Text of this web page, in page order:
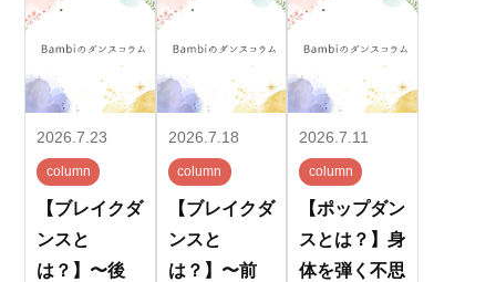
2026.7.23
column
【ブレイクダ
ンスと
は？】〜後
2026.7.18
column
【ブレイクダ
ンスと
は？】〜前
2026.7.11
column
【ポップダン
スとは？】身
体を弾く不思